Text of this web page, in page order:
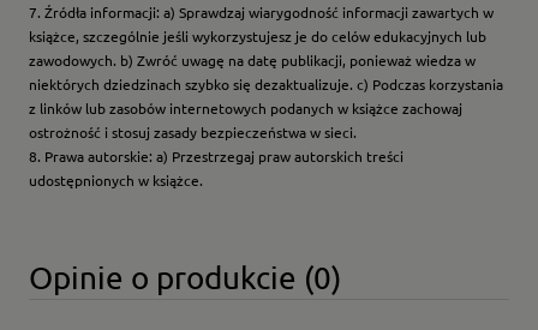
7. Źródła informacji: a) Sprawdzaj wiarygodność informacji zawartych w
książce, szczególnie jeśli wykorzystujesz je do celów edukacyjnych lub
zawodowych. b) Zwróć uwagę na datę publikacji, ponieważ wiedza w
niektórych dziedzinach szybko się dezaktualizuje. c) Podczas korzystania
z linków lub zasobów internetowych podanych w książce zachowaj
ostrożność i stosuj zasady bezpieczeństwa w sieci.
8. Prawa autorskie: a) Przestrzegaj praw autorskich treści
udostępnionych w książce.
Opinie o produkcie (0)